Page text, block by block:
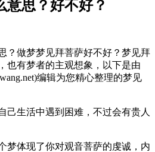
意思？好不好？
？做梦梦见拜菩萨好不好？梦见拜
也有梦者的主观想象，以下是由
编辑为您精心整理的梦见
生活中遇到困难，不过会有贵人
体现了你对观音菩萨的虔诚，内